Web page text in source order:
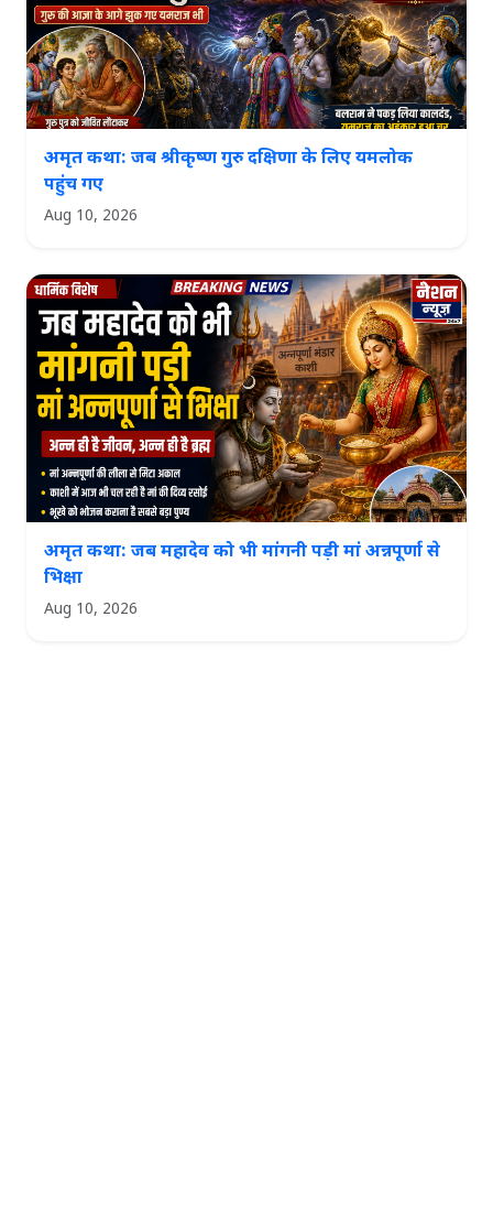
अमृत कथा: जब श्रीकृष्ण गुरु दक्षिणा के लिए यमलोक
पहुंच गए
Aug 10, 2026
अमृत कथा: जब महादेव को भी मांगनी पड़ी मां अन्नपूर्णा से
भिक्षा
Aug 10, 2026